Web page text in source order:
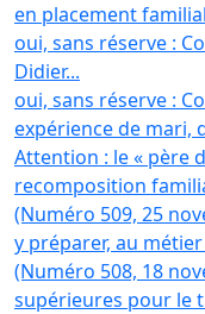
en placement
oui, sans réserve :
Didier...
oui, sans réserve :
expérience de mari,
Attention : le « père
recomposition
(Numéro 509, 25
y préparer, au
(Numéro 508, 18
supérieures pour le